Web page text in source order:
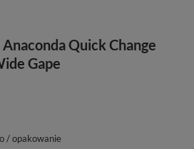
Quick Change
Gape
/opakowanie